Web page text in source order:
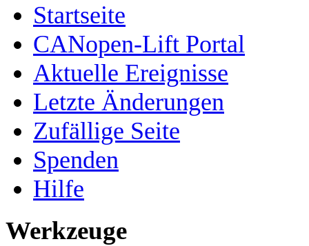
Startseite
CANopen-Lift Portal
Aktuelle Ereignisse
Letzte Änderungen
Zufällige Seite
Spenden
Hilfe
Werkzeuge